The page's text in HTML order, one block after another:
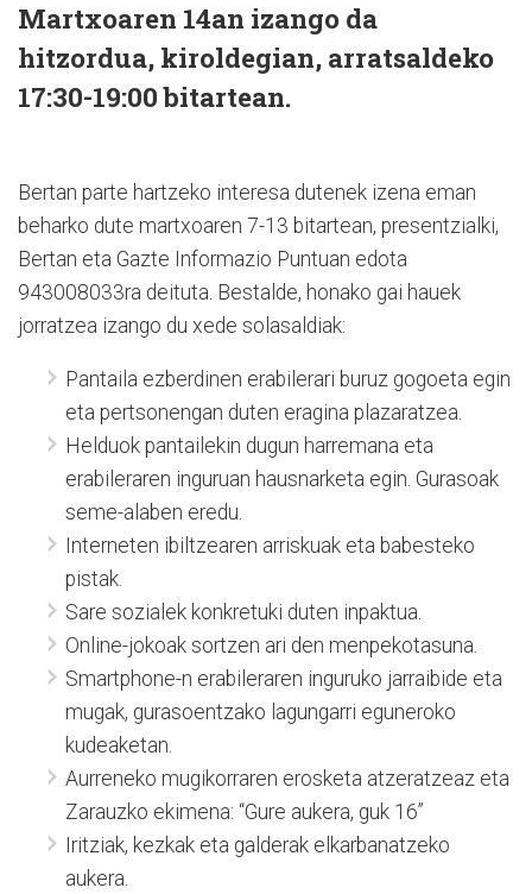
Martxoaren 14an izango da
hitzordua, kiroldegian, arratsaldeko
17:30-19:00 bitartean.
Bertan parte hartzeko interesa dutenek izena eman
beharko dute martxoaren 7-13 bitartean, presentzialki,
Bertan eta Gazte Informazio Puntuan edota
943008033ra deituta. Bestalde, honako gai hauek
jorratzea izango du xede solasaldiak:
Pantaila ezberdinen erabilerari buruz gogoeta egin
eta pertsonengan duten eragina plazaratzea.
Helduok pantailekin dugun harremana eta
erabileraren inguruan hausnarketa egin. Gurasoak
seme-alaben eredu.
Interneten ibiltzearen arriskuak eta babesteko
pistak.
Sare sozialek konkretuki duten inpaktua.
Online-jokoak sortzen ari den menpekotasuna.
Smartphone-n erabileraren inguruko jarraibide eta
mugak, gurasoentzako lagungarri eguneroko
kudeaketan.
Aurreneko mugikorraren erosketa atzeratzeaz eta
Zarauzko ekimena: “Gure aukera, guk 16”
Iritziak, kezkak eta galderak elkarbanatzeko
aukera.